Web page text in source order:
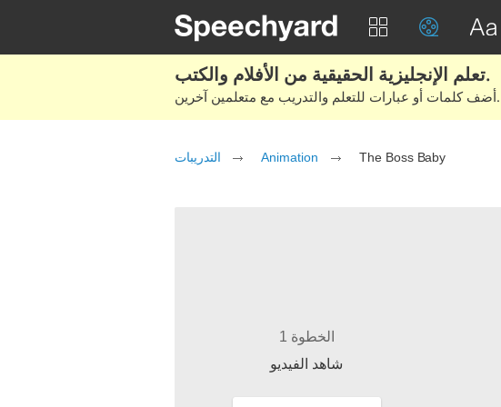
تعلم الإنجليزية الحقيقية من الأفلام والكتب.
أضف كلمات أو عبارات للتعلم والتدريب مع متعلمين آخرين.
التدريبات Animation The Boss Baby
الخطوة 1
شاهد الفيديو